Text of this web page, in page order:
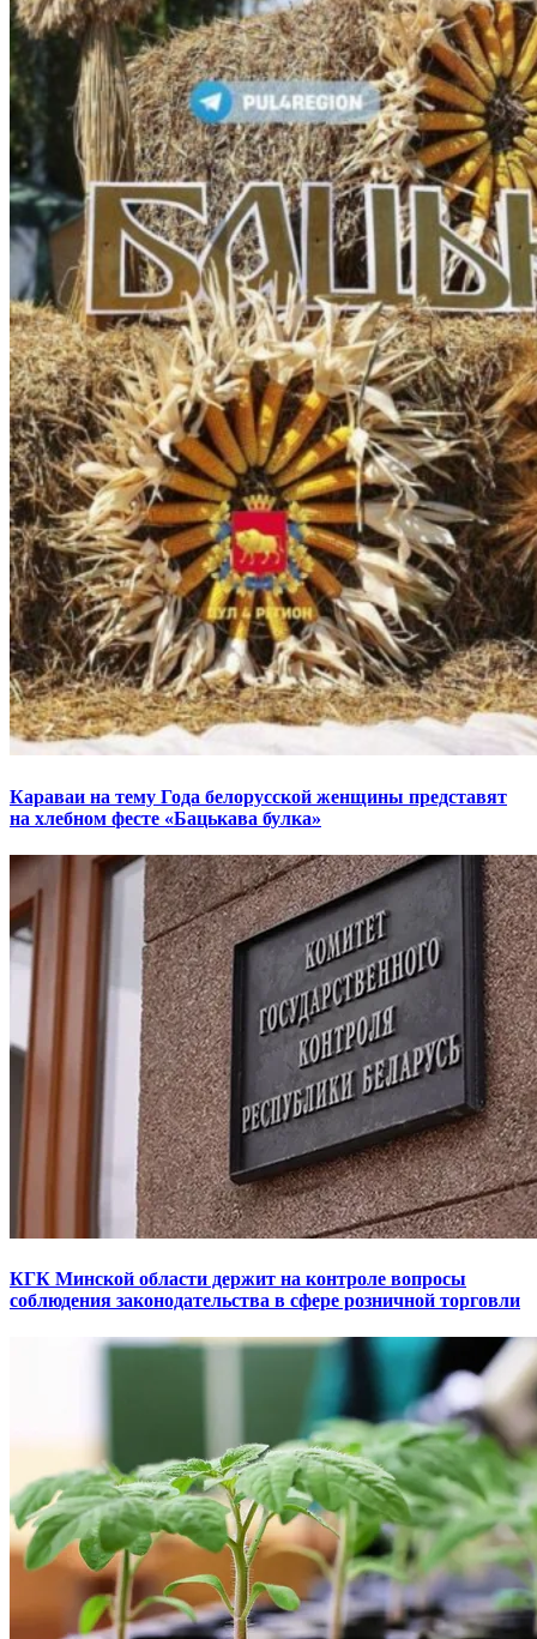
Караваи на тему Года белорусской женщины представят
на хлебном фесте «Бацькава булка»
КГК Минской области держит на контроле вопросы
соблюдения законодательства в сфере розничной торговли